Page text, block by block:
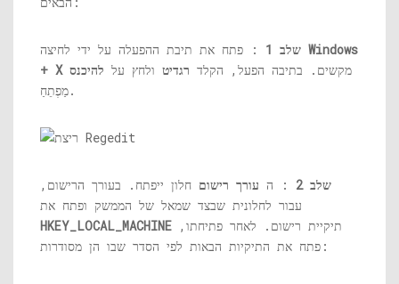
שלב 1 Windows
+ X
מקשים. בתיבה הפעל, הקלד רגדיט ולחץ על להיכנס
מַפְתֵחַ.
שלב 2 : ה עורך רישום חלון ייפתח. בעורך הרישום,
עבור לחלונית שבצד שמאל של הממשק ופתח את
HKEY_LOCAL_MACHINE
פתח את התיקיות הבאות לפי הסדר שבו הן מסודרות: